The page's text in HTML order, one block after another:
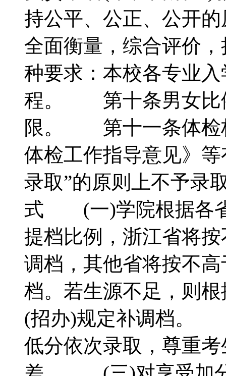
持公平、公正、公开
全面衡量，综合评价
种要求：本校各专业
程。 第十条男女比
限。 第十一条体检
体检工作指导意见》
录取”的原则上不予
式 (一)学院根据各省
提档比例，浙江省将
调档，其他省将按不
档。若生源不足，则
(招办)规定补调档。
低分依次录取，尊重